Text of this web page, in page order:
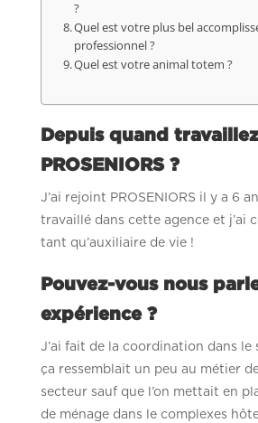
?
Quel est votre plus bel
professionnel ?
Quel est votre animal totem ?
Depuis quand
PROSENIORS ?
J’ai rejoint PROSENIORS il y a 6
travaillé dans cette agence et j’ai
tant qu’auxiliaire de vie !
Pouvez-vous nous
expérience ?
J’ai fait de la coordination dans le
ça ressemblait un peu au métier
secteur sauf que l’on mettait en
de ménage dans le complexes